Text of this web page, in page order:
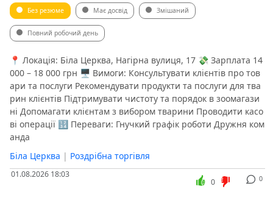
Без резюме Має досвід Змішаний
Повний робочий день
📍 Локація: Біла Церква, Нагірна вулиця, 17 💸 Зарплата 14
000 – 18 000 грн 🖥 Вимоги: Консультувати клієнтів про тов
ари та послуги Рекомендувати продукти та послуги для тва
рин клієнтів Підтримувати чистоту та порядок в зоомагази
ні Допомагати клієнтам з вибором тварини Проводити касо
ві операції 🔢 Переваги: Гнучкий графік роботи Дружня ком
анда
Біла Церква | Роздрібна торгівля
01.08.2026 18:03 0
0